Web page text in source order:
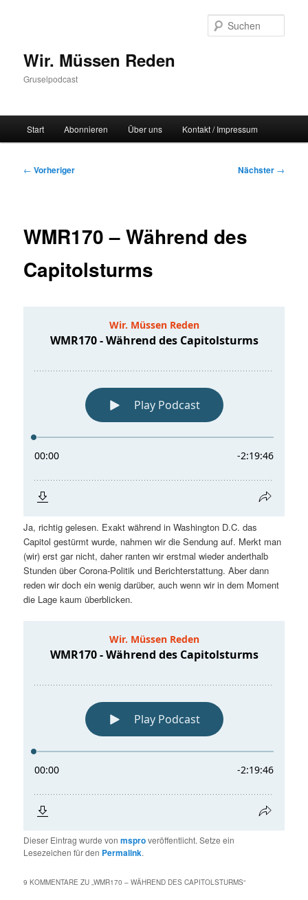
Wir. Müssen Reden
Gruselpodcast
Start Abonnieren Über uns Kontakt / Impressum
Beitragsnavigation
← Vorheriger Nächster →
WMR170 – Während des
Capitolsturms
Ja, richtig gelesen. Exakt während in Washington D.C. das
Capitol gestürmt wurde, nahmen wir die Sendung auf. Merkt man
(wir) erst gar nicht, daher ranten wir erstmal wieder anderthalb
Stunden über Corona-Politik und Berichterstattung. Aber dann
reden wir doch ein wenig darüber, auch wenn wir in dem Moment
die Lage kaum überblicken.
Dieser Eintrag wurde vonmsproveröffentlicht. Setze ein
Lesezeichen für den Permalink.
9 KOMMENTARE ZU „WMR170 – WÄHREND DES CAPITOLSTURMS“